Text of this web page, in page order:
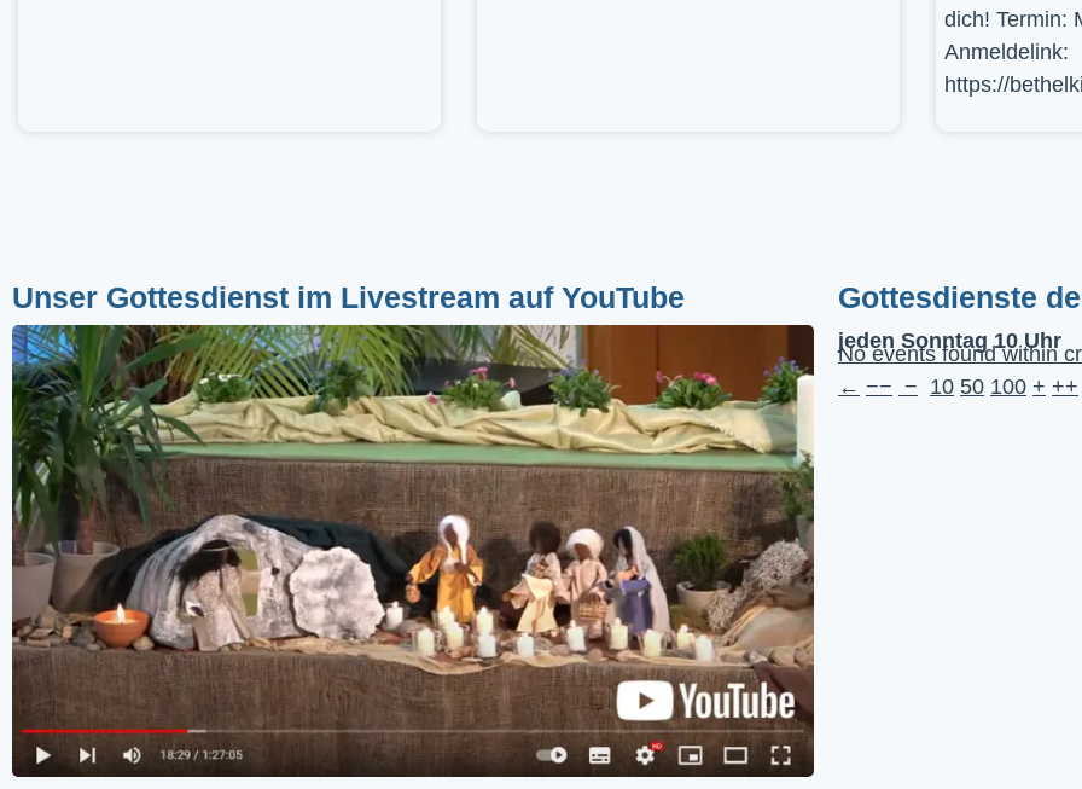
dich! Termin:
Anmeldelink:
https://
Unser Gottesdienst im Livestream auf YouTube Gottesdienste
jeden Sonntag 10 Uhr
No events found within
← −− − 10 50 100 + ++